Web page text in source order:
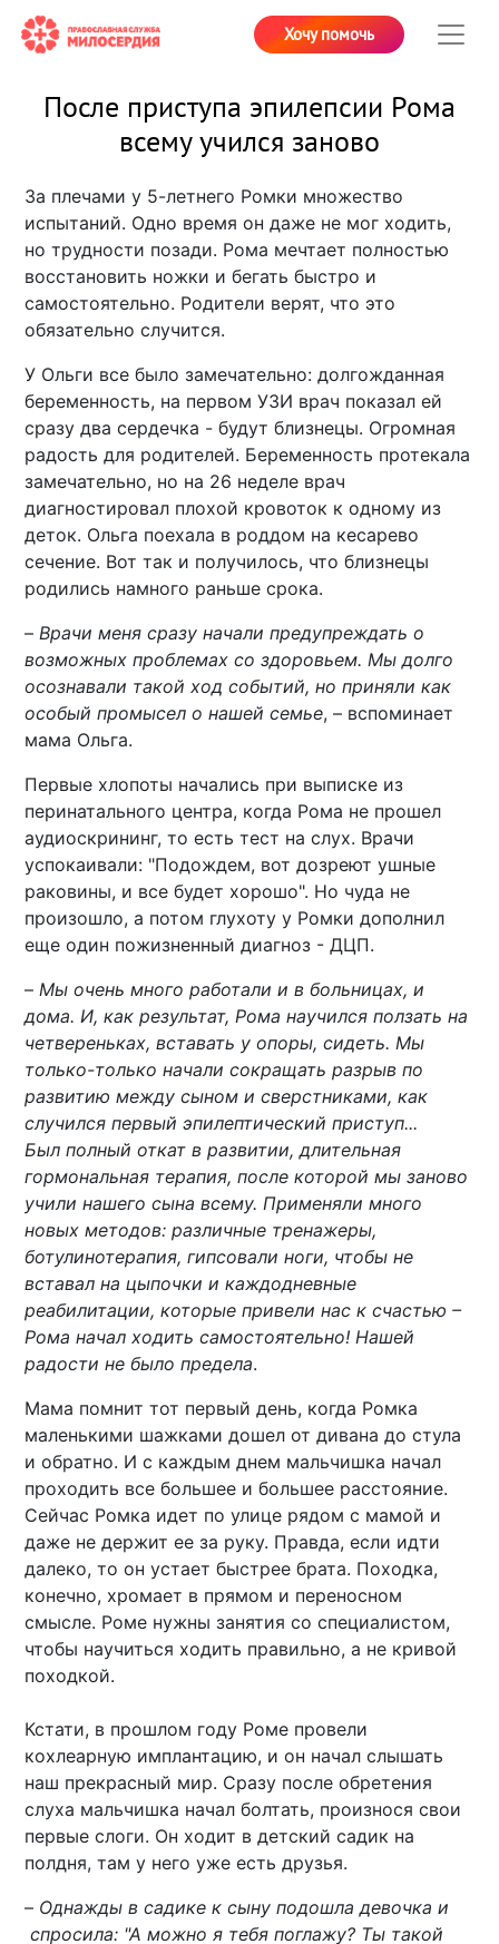
Хочу помочь
После приступа эпилепсии Рома
всему учился заново
За плечами у 5-летнего Ромки множество
испытаний. Одно время он даже не мог ходить,
но трудности позади. Рома мечтает полностью
восстановить ножки и бегать быстро и
самостоятельно. Родители верят, что это
обязательно случится.
У Ольги все было замечательно: долгожданная
беременность, на первом УЗИ врач показал ей
сразу два сердечка - будут близнецы. Огромная
радость для родителей. Беременность протекала
замечательно, но на 26 неделе врач
диагностировал плохой кровоток к одному из
деток. Ольга поехала в роддом на кесарево
сечение. Вот так и получилось, что близнецы
родились намного раньше срока.
–Врачи меня сразу начали предупреждать о
возможных проблемах со здоровьем. Мы долго
осознавали такой ход событий, но приняли как
особый промысел о нашей семье, – вспоминает
мама Ольга.
Первые хлопоты начались при выписке из
перинатального центра, когда Рома не прошел
аудиоскрининг, то есть тест на слух. Врачи
успокаивали: "Подождем, вот дозреют ушные
раковины, и все будет хорошо". Но чуда не
произошло, а потом глухоту у Ромки дополнил
еще один пожизненный диагноз - ДЦП.
–Мы очень много работали и в больницах, и
дома. И, как результат, Рома научился ползать на
четвереньках, вставать у опоры, сидеть. Мы
только-только начали сокращать разрыв по
развитию между сыном и сверстниками, как
случился первый эпилептический приступ...
Был полный откат в развитии, длительная
гормональная терапия, после которой мы заново
учили нашего сына всему. Применяли много
новых методов: различные тренажеры,
ботулинотерапия, гипсовали ноги, чтобы не
вставал на цыпочки и каждодневные
реабилитации, которые привели нас к счастью –
Рома начал ходить самостоятельно! Нашей
радости не было предела.
Мама помнит тот первый день, когда Ромка
маленькими шажками дошел от дивана до стула
и обратно. И с каждым днем мальчишка начал
проходить все большее и большее расстояние.
Сейчас Ромка идет по улице рядом с мамой и
даже не держит ее за руку. Правда, если идти
далеко, то он устает быстрее брата. Походка,
конечно, хромает в прямом и переносном
смысле. Роме нужны занятия со специалистом,
чтобы научиться ходить правильно, а не кривой
походкой.
Кстати, в прошлом году Роме провели
кохлеарную имплантацию, и он начал слышать
наш прекрасный мир. Сразу после обретения
слуха мальчишка начал болтать, произнося свои
первые слоги. Он ходит в детский садик на
полдня, там у него уже есть друзья.
– Однажды в садике к сыну подошла девочка и
спросила: "А можно я тебя поглажу? Ты такой